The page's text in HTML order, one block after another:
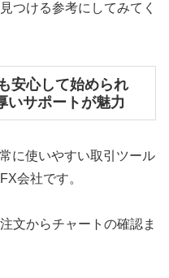
つける参考にしてみてく
安心して始められ
いサポートが魅力
に使いやすい取引ツール
会社です。
文からチャートの確認ま